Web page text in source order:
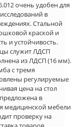
очень удобен для
в
Стальной
краской и
и устойчивость.
служит ЛДСП
из ЛДСП (16 мм).
с тремя
регулируемые
цена на стол
в
медицинской мебели
проверку на